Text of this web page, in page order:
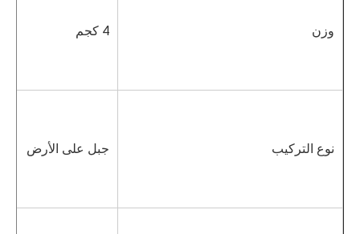
وزن 4 كجم
نوع التركيب جبل على الأرض